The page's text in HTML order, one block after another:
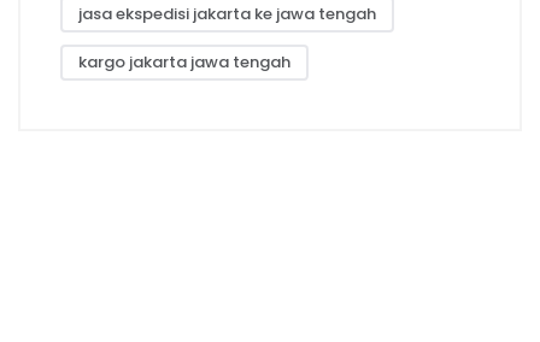
jasa ekspedisi jakarta ke jawa tengah
kargo jakarta jawa tengah